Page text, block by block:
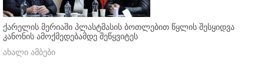
ქარელის მერიაში პლასტმასის ბოთლებით წყლის შესყიდვა
კანონის ამოქმედებამდე შეწყვიტეს
ახალი ამბები